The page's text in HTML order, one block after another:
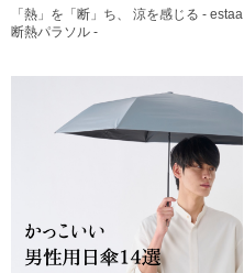
「熱」を「断」ち、 涼を感じる - estaa
断熱パラソル -